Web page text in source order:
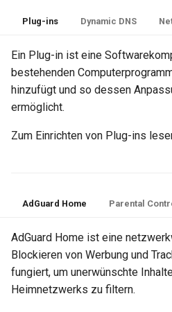
Plug-ins Dynamic DNS
Ein Plug-in ist eine
bestehenden
hinzufügt und so dessen
ermöglicht.
Zum Einrichten von Plug-ins
AdGuard Home Parental
AdGuard Home ist eine
Blockieren von Werbung und
fungiert, um unerwünschte
Heimnetzwerks zu filtern.